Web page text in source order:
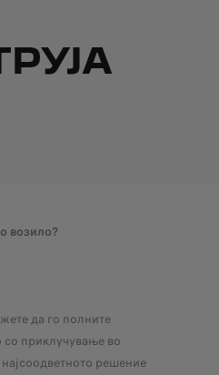
возило?
да го полните
приклучување во
решение